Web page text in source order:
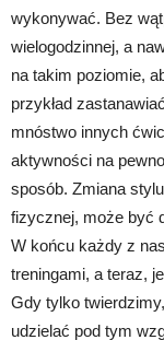
wykonywać. Bez
wielogodzinnej, a
na takim poziomie,
przykład
mnóstwo innych
aktywności na
sposób. Zmiana
fizycznej, może być
W końcu każdy z
treningami, a teraz,
Gdy tylko
udzielać pod tym